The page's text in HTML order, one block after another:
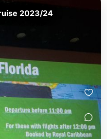
2023/24